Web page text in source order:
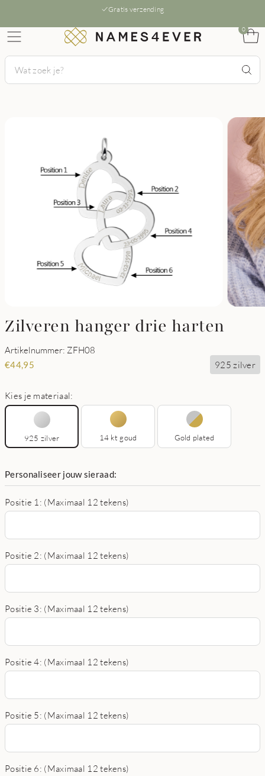
Gratis verzending
0
Zilveren hanger drie harten
Artikelnummer: ZFH08
€44,95 925 zilver
Kies je materiaal:
925 zilver 14 kt goud Gold plated
Personaliseer jouw sieraad:
Positie 1: (Maximaal 12 tekens)
Positie 2: (Maximaal 12 tekens)
Positie 3: (Maximaal 12 tekens)
Positie 4: (Maximaal 12 tekens)
Positie 5: (Maximaal 12 tekens)
Positie 6: (Maximaal 12 tekens)